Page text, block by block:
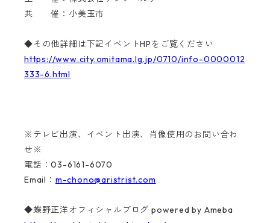
共 催：小美玉市
◆その他詳細は下記イベントHPをご覧ください
https://www.city.omitama.lg.jp/0710/info-0000012
333-6.html
※テレビ出演、イベント出演、肖像使用のお問い合わ
せ※
電話：03-6161-6070
Email： m-chono@aristrist.com
◆蝶野正洋オフィシャルブログ powered by Ameba